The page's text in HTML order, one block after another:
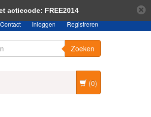
Contact Inloggen Registreren
Zoeken
(0)
over cookies »
actiecode: FREE2014